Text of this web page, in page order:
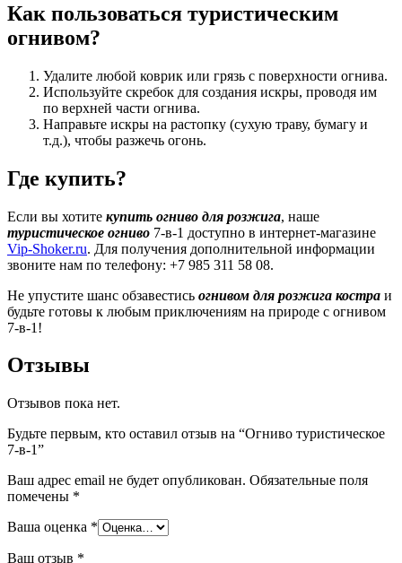
Как пользоваться туристическим
огнивом?
Удалите любой коврик или грязь с поверхности огнива.
Используйте скребок для создания искры, проводя им
по верхней части огнива.
Направьте искры на растопку (сухую траву, бумагу и
т.д.), чтобы разжечь огонь.
Где купить?
Если вы хотите купить огниво для розжига, наше
туристическое огниво 7-в-1 доступно в интернет-магазине
Vip-Shoker.ru. Для получения дополнительной информации
звоните нам по телефону: +7 985 311 58 08.
Не упустите шанс обзавестись огнивом для розжига костра и
будьте готовы к любым приключениям на природе с огнивом
7-в-1!
Отзывы
Отзывов пока нет.
Будьте первым, кто оставил отзыв на “Огниво туристическое
7-в-1”
Ваш адрес email не будет опубликован. Обязательные поля
помечены *
Ваша оценка *
Ваш отзыв *